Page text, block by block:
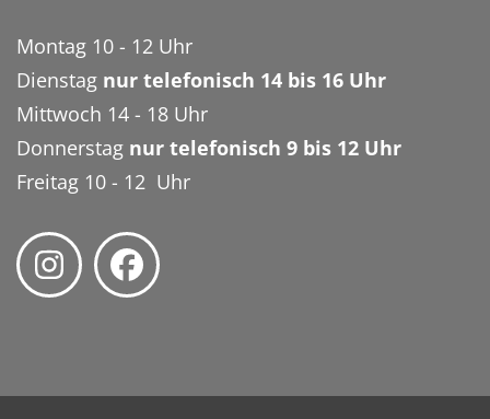
Montag 10 - 12 Uhr
Dienstag nur telefonisch 14 bis 16 Uhr
Mittwoch 14 - 18 Uhr
Donnerstag nur telefonisch 9 bis 12 Uhr
Freitag 10 - 12 Uhr